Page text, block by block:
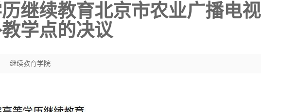
继续教育北京市农业广播电视
学点的决议
继续教育学院